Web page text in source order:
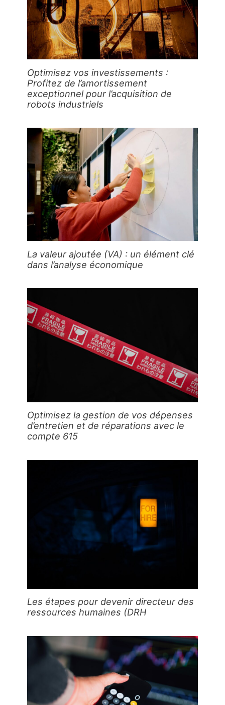
Optimisez vos investissements :
Profitez de l’amortissement
exceptionnel pour l’acquisition de
robots industriels
La valeur ajoutée (VA) : un élément clé
dans l’analyse économique
Optimisez la gestion de vos dépenses
d’entretien et de réparations avec le
compte 615
Les étapes pour devenir directeur des
ressources humaines (DRH